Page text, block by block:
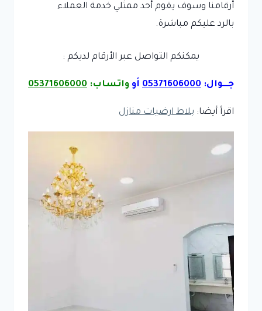
أرقامنا وسوف يقوم أحد ممثلي خدمة العملاء
بالرد عليكم مباشرة.
يمكنكم التواصل عبر الأرقام لديكم :
جـــوال: 05371606000 أو واتساب: 05371606000
اقرأ أيضا: بلاط ارضيات منازل